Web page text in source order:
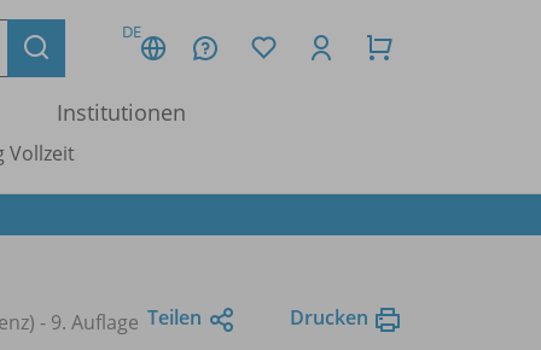
DE
Institutionen
Vollzeit
- 9. Auflage Teilen Drucken